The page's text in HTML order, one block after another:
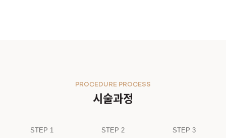
시술과정
PROCEDURE PROCESS
STEP 1 STEP 2 STEP 3